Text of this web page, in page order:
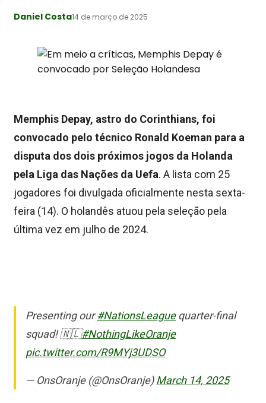
Daniel Costa14 de março de 2025
Memphis Depay, astro do Corinthians, foi
convocado pelo técnico Ronald Koeman para a
disputa dos dois próximos jogos da Holanda
pela Liga das Nações da Uefa. A lista com 25
jogadores foi divulgada oficialmente nesta sexta-
feira (14). O holandês atuou pela seleção pela
última vez em julho de 2024.
Presenting our#NationsLeaguequarter-final
squad! 🇳🇱#NothingLikeOranje
pic.twitter.com/R9MYj3UDSO
— OnsOranje (@OnsOranje)March 14, 2025